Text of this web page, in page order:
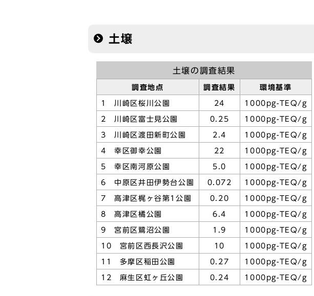
土壌
土壌の調査結果
調査地点 調査結果 環境基準
1 川崎区桜川公園 24 1000pg-TEQ/g
2 川崎区富士見公園 0.25 1000pg-TEQ/g
3 川崎区渡田新町公園 2.4 1000pg-TEQ/g
4 幸区御幸公園 22 1000pg-TEQ/g
5 幸区南河原公園 5.0 1000pg-TEQ/g
6 中原区井田伊勢台公園 0.072 1000pg-TEQ/g
7 高津区梶ヶ谷第1公園 0.20 1000pg-TEQ/g
8 高津区橘公園 6.4 1000pg-TEQ/g
9 宮前区鷺沼公園 1.9 1000pg-TEQ/g
10 宮前区西長沢公園 10 1000pg-TEQ/g
11 多摩区稲田公園 0.27 1000pg-TEQ/g
12 麻生区虹ヶ丘公園 0.24 1000pg-TEQ/g